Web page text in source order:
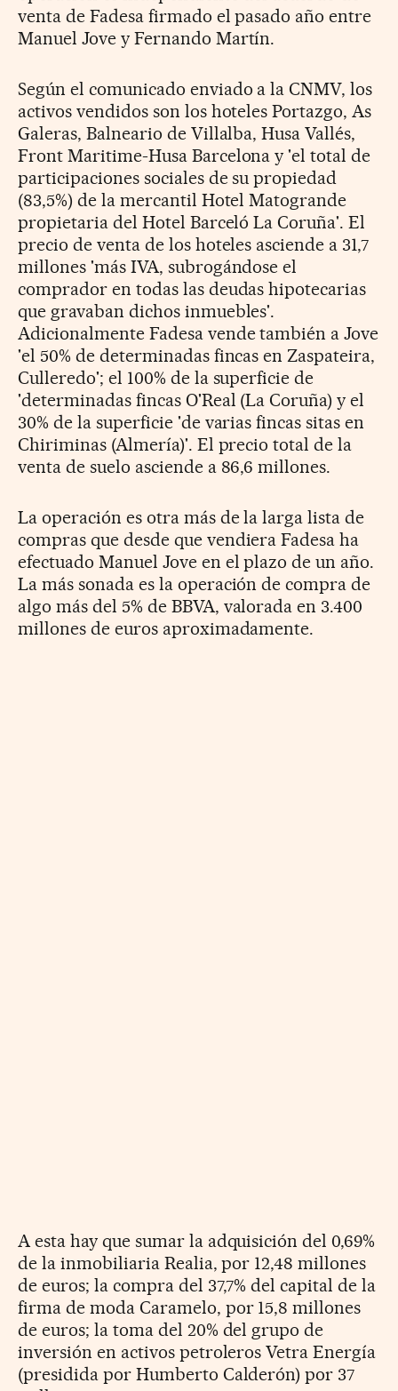
venta de Fadesa firmado el pasado año entre
Manuel Jove y Fernando Martín.
Según el comunicado enviado a la CNMV, los
activos vendidos son los hoteles Portazgo, As
Galeras, Balneario de Villalba, Husa Vallés,
Front Maritime-Husa Barcelona y 'el total de
participaciones sociales de su propiedad
(83,5%) de la mercantil Hotel Matogrande
propietaria del Hotel Barceló La Coruña'. El
precio de venta de los hoteles asciende a 31,7
millones 'más IVA, subrogándose el
comprador en todas las deudas hipotecarias
que gravaban dichos inmuebles'.
Adicionalmente Fadesa vende también a Jove
'el 50% de determinadas fincas en Zaspateira,
Culleredo'; el 100% de la superficie de
'determinadas fincas O'Real (La Coruña) y el
30% de la superficie 'de varias fincas sitas en
Chiriminas (Almería)'. El precio total de la
venta de suelo asciende a 86,6 millones.
La operación es otra más de la larga lista de
compras que desde que vendiera Fadesa ha
efectuado Manuel Jove en el plazo de un año.
La más sonada es la operación de compra de
algo más del 5% de BBVA, valorada en 3.400
millones de euros aproximadamente.
A esta hay que sumar la adquisición del 0,69%
de la inmobiliaria Realia, por 12,48 millones
de euros; la compra del 37,7% del capital de la
firma de moda Caramelo, por 15,8 millones
de euros; la toma del 20% del grupo de
inversión en activos petroleros Vetra Energía
(presidida por Humberto Calderón) por 37